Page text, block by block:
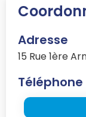
Adresse
15 Rue 1ère
Téléphone